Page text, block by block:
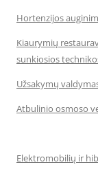
Hortenzijos
Kiaurymių
sunkiosios
Užsakymų
Atbulinio osmoso
Elektromobilių ir